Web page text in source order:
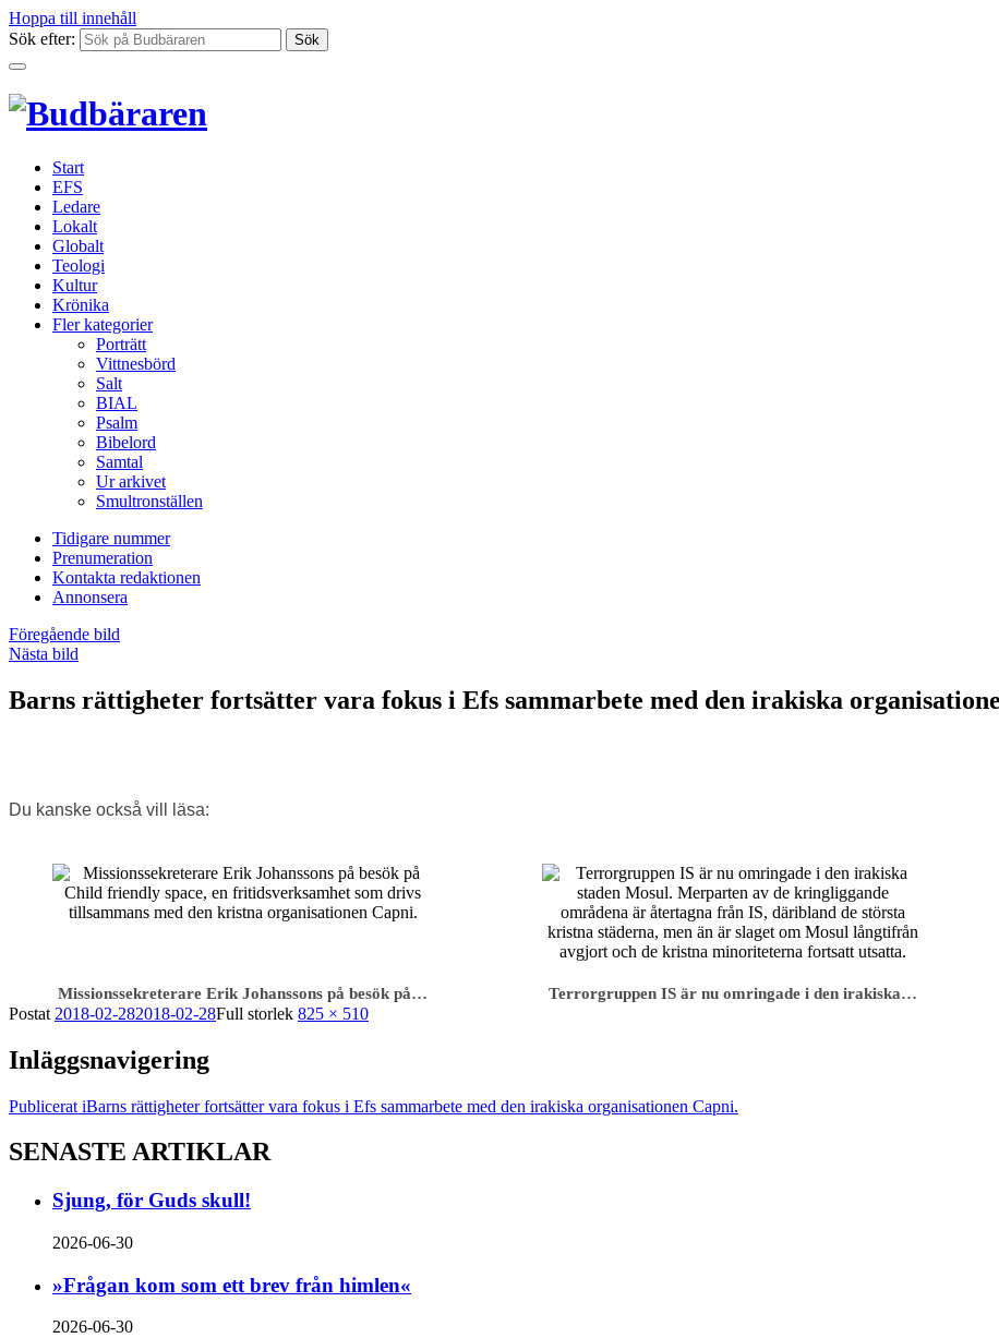
Hoppa till innehåll
Sök efter:
Start
EFS
Ledare
Lokalt
Globalt
Teologi
Kultur
Krönika
Fler kategorier
Porträtt
Vittnesbörd
Salt
BIAL
Psalm
Bibelord
Samtal
Ur arkivet
Smultronställen
Tidigare nummer
Prenumeration
Kontakta redaktionen
Annonsera
Föregående bild
Nästa bild
Barns rättigheter fortsätter vara fokus i Efs sammarbete med den irakiska
Du kanske också vill läsa:
Missionssekreterare Erik Johanssons på besök på… Terrorgruppen IS är nu omringade i den irakiska…
Postat 2018-02-282018-02-28Full storlek 825 × 510
Inläggsnavigering
Publicerat iBarns rättigheter fortsätter vara fokus i Efs sammarbete med den irakiska organisationen Capni.
SENASTE ARTIKLAR
Sjung, för Guds skull!
2026-06-30
»Frågan kom som ett brev från himlen«
2026-06-30